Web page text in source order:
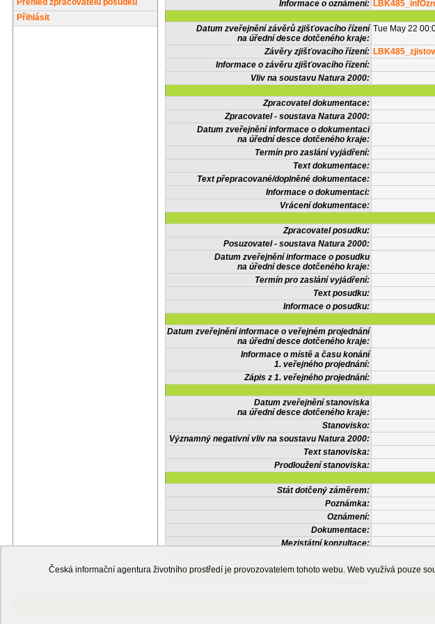
Přehled zpracovatelů posudků
Přihlásit
Informace o oznámení:
Datum zveřejnění závěrů zjišťovacího řízení
na úřední desce dotčeného kraje:
Tue May 22
Závěry zjišťovacího řízení:
Informace o závěru zjišťovacího řízení:
Vliv na soustavu Natura 2000:
Zpracovatel dokumentace:
Zpracovatel - soustava Natura 2000:
Datum zveřejnění informace o dokumentaci
na úřední desce dotčeného kraje:
Termín pro zaslání vyjádření:
Text dokumentace:
Text přepracované/doplněné dokumentace:
Informace o dokumentaci:
Vrácení dokumentace:
Zpracovatel posudku:
Posuzovatel - soustava Natura 2000:
Datum zveřejnění informace o posudku
na úřední desce dotčeného kraje:
Termín pro zaslání vyjádření:
Text posudku:
Informace o posudku:
Datum zveřejnění informace o veřejném projednání
na úřední desce dotčeného kraje:
Informace o místě a času konání
1. veřejného projednání:
Zápis z 1. veřejného projednání:
Datum zveřejnění stanoviska
na úřední desce dotčeného kraje:
Stanovisko:
Významný negativní vliv na soustavu Natura 2000:
Text stanoviska:
Prodloužení stanoviska:
Stát dotčený záměrem:
Poznámka:
Oznámení:
Dokumentace:
Mezistátní konzultace:
Česká
Česká informační agentura životního prostředí je provozovatelem tohoto webu. Web využívá pouze